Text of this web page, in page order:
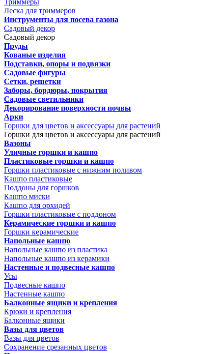
Триммеры
Леска для триммеров
Инструменты для посева газона
Садовый декор
Садовый декор
Пруды
Кованые изделия
Подставки, опоры и подвязки
Садовые фигуры
Сетки, решетки
Заборы, бордюры, покрытия
Садовые светильники
Декорирование поверхности почвы
Арки
Горшки для цветов и аксессуары для растений
Горшки для цветов и аксессуары для растений
Вазоны
Уличные горшки и кашпо
Пластиковые горшки и кашпо
Горшки пластиковые с нижним поливом
Кашпо пластиковые
Поддоны для горшков
Кашпо миски
Кашпо для орхидей
Горшки пластиковые с поддоном
Керамические горшки и кашпо
Горшки керамические
Напольные кашпо
Напольные кашпо из пластика
Напольные кашпо из керамики
Настенные и подвесные кашпо
Усы
Подвесные кашпо
Настенные кашпо
Балконные ящики и крепления
Крюки и крепления
Балконные ящики
Вазы для цветов
Вазы для цветов
Сохранение срезанных цветов